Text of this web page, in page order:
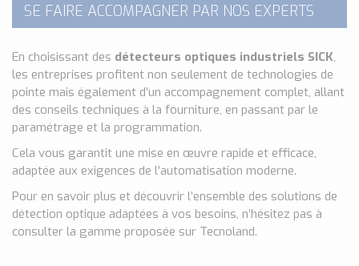
SE FAIRE ACCOMPAGNER PAR NOS EXPERTS
En choisissant des détecteurs optiques industriels SICK,
les entreprises profitent non seulement de technologies de
pointe mais également d’un accompagnement complet, allant
des conseils techniques à la fourniture, en passant par le
paramétrage et la programmation.
Cela vous garantit une mise en œuvre rapide et efficace,
adaptée aux exigences de l’automatisation moderne.
Pour en savoir plus et découvrir l’ensemble des solutions de
détection optique adaptées à vos besoins, n’hésitez pas à
consulter la gamme proposée sur Tecnoland.